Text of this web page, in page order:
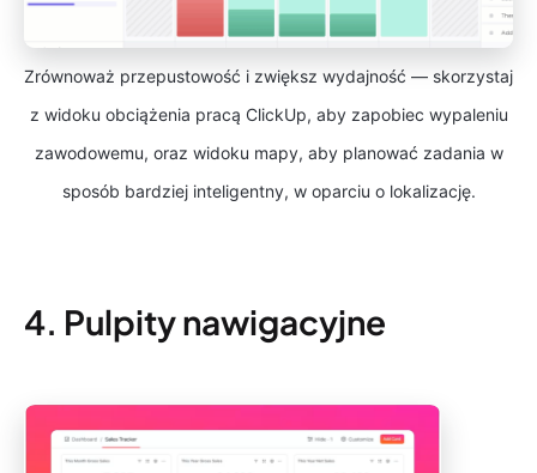
Zrównoważ przepustowość i zwiększ wydajność — skorzystaj
z widoku obciążenia pracą ClickUp, aby zapobiec wypaleniu
zawodowemu, oraz widoku mapy, aby planować zadania w
sposób bardziej inteligentny, w oparciu o lokalizację.
4. Pulpity nawigacyjne